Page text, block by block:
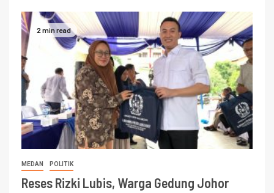
2 min read
MEDAN POLITIK
Reses Rizki Lubis, Warga Gedung Johor